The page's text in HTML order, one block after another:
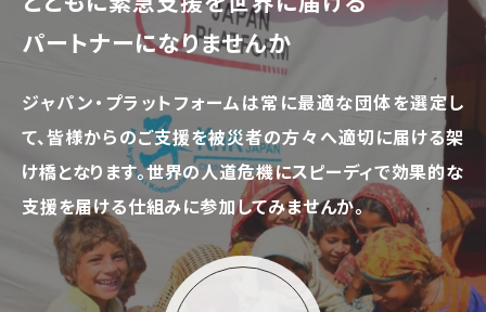
パートナーになりませんか
ジャパン・プラットフォームは常に最適な団体を選定し
て、皆様からのご支援を被災者の方々へ適切に届ける架
け橋となります。世界の人道危機にスピーディで効果的な
支援を届ける仕組みに参加してみませんか。